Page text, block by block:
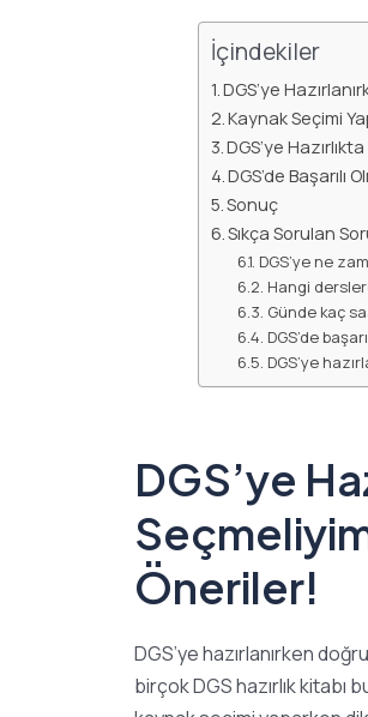
İçindekiler
DGS’ye
Kaynak Seçimi
DGS’ye
DGS’de Başarılı
Sonuç
Sıkça Sorulan
DGS’ye ne
Hangi
Günde kaç
DGS’de
DGS’ye
DGS’ye
Öneriler!
DGS’ye hazırlanırken
birçok DGS hazırlık